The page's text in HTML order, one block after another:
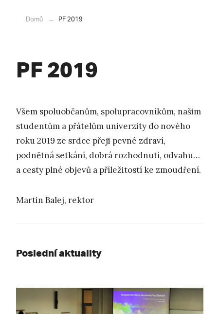
Domů PF 2019
PF 2019
Všem spoluobčanům, spolupracovníkům, našim
studentům a přátelům univerzity do nového
roku 2019 ze srdce přeji pevné zdraví,
podnětná setkání, dobrá rozhodnutí, odvahu…
a cesty plné objevů a příležitostí ke zmoudření.
Martin Balej, rektor
Poslední aktuality